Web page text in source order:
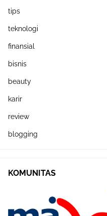
tips
teknologi
finansial
bisnis
beauty
karir
review
blogging
KOMUNITAS